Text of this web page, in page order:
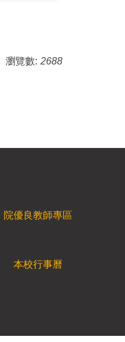
瀏覽數: 2688
院優良教師專區
本校行事曆